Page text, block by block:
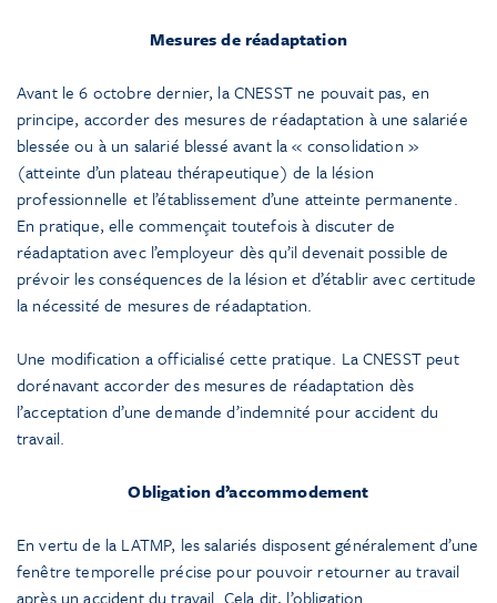
Mesures de réadaptation
Avant le 6 octobre dernier, la CNESST ne pouvait pas, en
principe, accorder des mesures de réadaptation à une salariée
blessée ou à un salarié blessé avant la « consolidation »
(atteinte d’un plateau thérapeutique) de la lésion
professionnelle et l’établissement d’une atteinte permanente.
En pratique, elle commençait toutefois à discuter de
réadaptation avec l’employeur dès qu’il devenait possible de
prévoir les conséquences de la lésion et d’établir avec certitude
la nécessité de mesures de réadaptation.
Une modification a officialisé cette pratique. La CNESST peut
dorénavant accorder des mesures de réadaptation dès
l’acceptation d’une demande d’indemnité pour accident du
travail.
Obligation d’accommodement
En vertu de la LATMP, les salariés disposent généralement d’une
fenêtre temporelle précise pour pouvoir retourner au travail
après un accident du travail. Cela dit, l’obligation